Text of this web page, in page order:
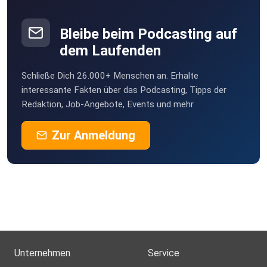
Bleibe beim Podcasting auf
dem Laufenden
Schließe Dich 26.000+ Menschen an. Erhalte
interessante Fakten über das Podcasting, Tipps der
Redaktion, Job-Angebote, Events und mehr.
Zur Anmeldung
Unternehmen Service